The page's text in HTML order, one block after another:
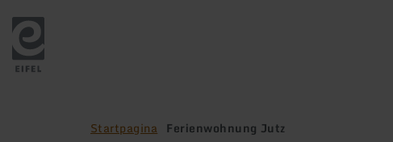
Terug
naar
de
startpagina
Startpagina Ferienwohnung Jutz